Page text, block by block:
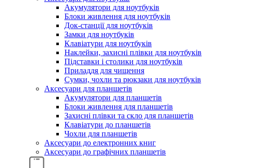
Акумулятори для ноутбуків
Блоки живлення для ноутбуків
Док-станції для ноутбуків
Замки для ноутбуків
Клавіатури для ноутбуків
Наклейки, захисні плівки для ноутбуків
Підставки і столики для ноутбуків
Приладдя для чищення
Сумки, чохли та рюкзаки для ноутбуків
Аксесуари для планшетів
Акумулятори для планшетів
Блоки живлення для планшетів
Захисні плівки та скло для планшетів
Клавіатури до планшетів
Чохли для планшетів
Аксесуари до електронних книг
Аксесуари дo графічних планшетів